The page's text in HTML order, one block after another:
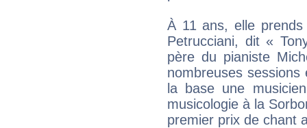
À 11 ans, elle
Petrucciani, dit «
père du pianiste
nombreuses
la base une
musicologie à la
premier prix de chant